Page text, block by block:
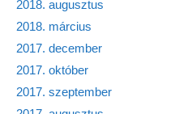
2018. augusztus
2018. március
2017. december
2017. október
2017. szeptember